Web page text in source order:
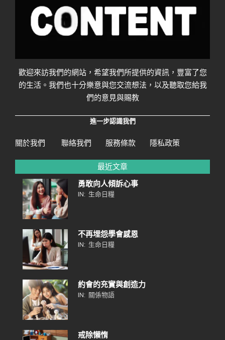
歡迎來訪我們的網站，希望我們所提供的資訊，豐富了您
的生活。我們也十分樂意與您交流想法，以及聽取您給我
們的意見與賜教
進一步認識我們
關於我們 聯絡我們 服務條款 隱私政策
最近文章
勇敢向人傾訴心事
IN: 生命日糧
不再埋怨學會感恩
IN: 生命日糧
約會的充實與創造力
IN: 關係物語
戒除懶惰